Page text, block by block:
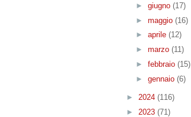
► giugno (17)
► maggio (16)
► aprile (12)
► marzo (11)
► febbraio (15)
► gennaio (6)
► 2024 (116)
► 2023 (71)